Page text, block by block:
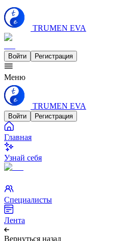
TRUMEN EVA
Войти Регистрация
Меню
TRUMEN EVA
Войти Регистрация
Главная
Узнай себя
Специалисты
Лента
Вернуться назад